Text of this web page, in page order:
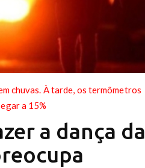
chuvas. À tarde, os termômetros
a 15%
a dança da